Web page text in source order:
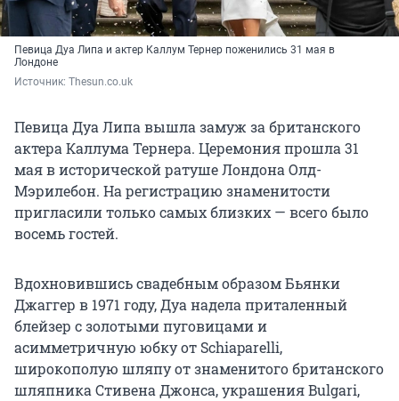
Певица Дуа Липа и актер Каллум Тернер поженились 31 мая в
Лондоне
Источник: Thesun.co.uk
Певица Дуа Липа вышла замуж за британского
актера Каллума Тернера. Церемония прошла 31
мая в исторической ратуше Лондона Олд-
Мэрилебон. На регистрацию знаменитости
пригласили только самых близких — всего было
восемь гостей.
Вдохновившись свадебным образом Бьянки
Джаггер в 1971 году, Дуа надела приталенный
блейзер с золотыми пуговицами и
асимметричную юбку от Schiaparelli,
широкополую шляпу от знаменитого британского
шляпника Стивена Джонса, украшения Bulgari,